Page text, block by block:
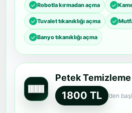
Robotla kırmadan açma
Tuvalet tıkanıklığı açma
Banyo tıkanıklığı açma
Petek Temizleme
1800 TL ’den